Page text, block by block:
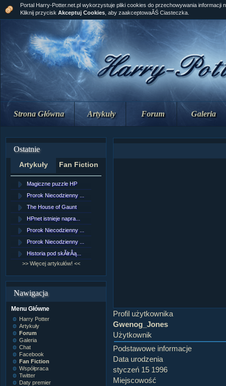
Strona Główna Artykuły Forum Galeria
Ostatnie
Artykuły Fan Fiction
Magiczne puzzle HP
Prorok Niecodzienny ...
The House of Gaunt
HPnet istnieje napra...
Prorok Niecodzienny ...
Prorok Niecodzienny ...
Historia pod skĂłrÂą...
>> Więcej artykułów! <<
Nawigacja
Menu Główne
Harry Potter
Artykuły
Forum
Galeria
Chat
Facebook
Fan Fiction
Współpraca
Twitter
Daty premier
Portal Harry-Potter.net.pl wykorzystuje pliki cookies do przechowywania informacji
Kliknij przycisk Akceptuj Cookies , aby zaakceptowaĂŚ Ciasteczka.
Profil użytkownika
Gwenog_Jones
Użytkownik
Podstawowe informacje
Data urodzenia
styczeń 15 1996
Miejscowość